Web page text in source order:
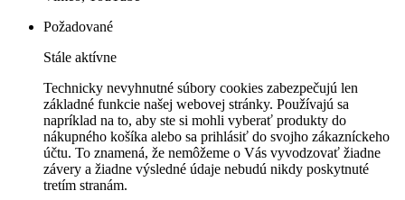
Požadované
Stále aktívne
Technicky nevyhnutné súbory cookies zabezpečujú len
základné funkcie našej webovej stránky. Používajú sa
napríklad na to, aby ste si mohli vyberať produkty do
nákupného košíka alebo sa prihlásiť do svojho zákazníckeho
účtu. To znamená, že nemôžeme o Vás vyvodzovať žiadne
závery a žiadne výsledné údaje nebudú nikdy poskytnuté
tretím stranám.